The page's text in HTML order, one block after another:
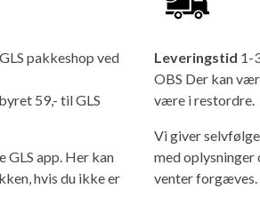
pakkeshop ved
59,- til GLS
GLS app. Her kan
hvis du ikke er
Leveringstid 1-
OBS Der kan
være i restordre.
Vi giver
med oplysninger
venter forgæves.